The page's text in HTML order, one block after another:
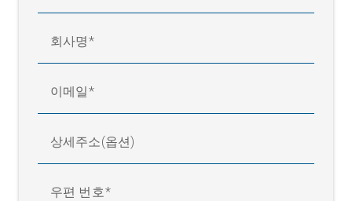
회사명
이메일
상세주소(옵션)
우편 번호